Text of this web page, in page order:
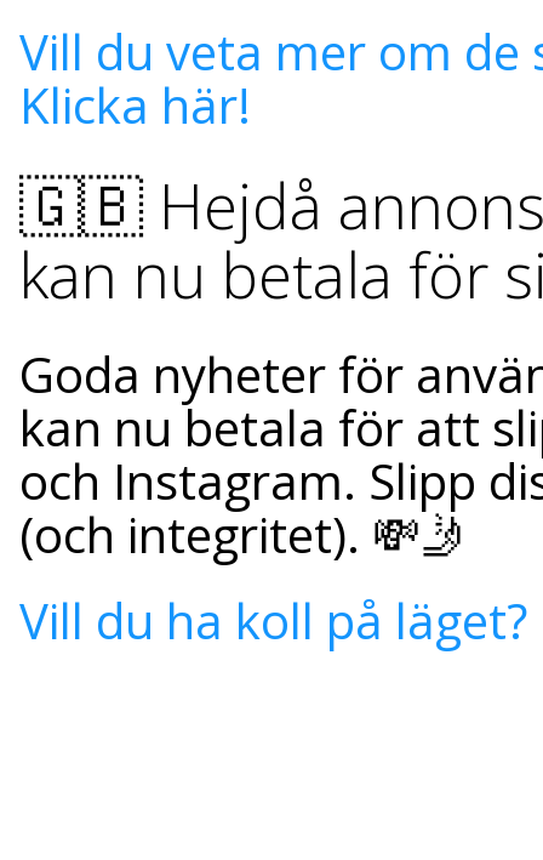
Vill du veta mer om
Klicka här!
🇬🇧 Hejdå
kan nu betala för
Goda nyheter för
kan nu betala för att
och Instagram. Slipp
(och integritet). 💸🤳
Vill du ha koll på